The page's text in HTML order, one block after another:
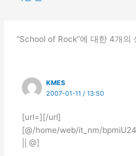
“School of Rock”에 대한 4개의
KMES
2007-01-11 / 13:50
[url=][/url]
[@/home/web/it_nm/
|| @]